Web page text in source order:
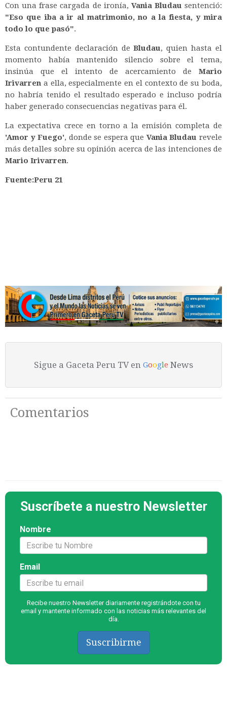
Con una frase cargada de ironía, Vania Bludau sentenció:
"Eso que iba a ir al matrimonio, no a la fiesta, y mira
todo lo que pasó".
Esta contundente declaración de Bludau, quien hasta el
momento había mantenido silencio sobre el tema,
insinúa que el intento de acercamiento de Mario
Irivarren a ella, especialmente en el contexto de su boda,
no habría tenido el resultado esperado e incluso podría
haber generado consecuencias negativas para él.
La expectativa crece en torno a la emisión completa de
'Amor y Fuego', donde se espera que Vania Bludau revele
más detalles sobre su opinión acerca de las intenciones de
Mario Irivarren.
Fuente:Peru 21
Sigue a Gaceta Peru TV en Google News
Comentarios
Suscríbete a nuestro Newsletter
Nombre
Email
Recibe nuestro Newsletter diariamente registrándote con tu
email y mantente informado con las noticias más relevantes del
día.
Suscribirme